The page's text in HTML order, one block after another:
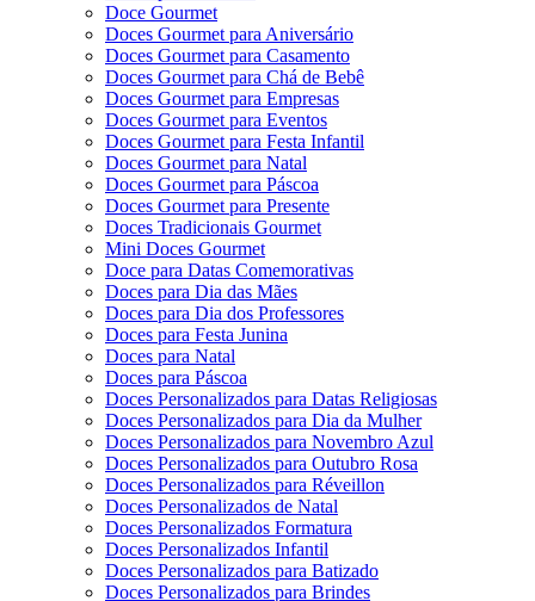
Doce Gourmet
Doces Gourmet para Aniversário
Doces Gourmet para Casamento
Doces Gourmet para Chá de Bebê
Doces Gourmet para Empresas
Doces Gourmet para Eventos
Doces Gourmet para Festa Infantil
Doces Gourmet para Natal
Doces Gourmet para Páscoa
Doces Gourmet para Presente
Doces Tradicionais Gourmet
Mini Doces Gourmet
Doce para Datas Comemorativas
Doces para Dia das Mães
Doces para Dia dos Professores
Doces para Festa Junina
Doces para Natal
Doces para Páscoa
Doces Personalizados para Datas Religiosas
Doces Personalizados para Dia da Mulher
Doces Personalizados para Novembro Azul
Doces Personalizados para Outubro Rosa
Doces Personalizados para Réveillon
Doces Personalizados de Natal
Doces Personalizados Formatura
Doces Personalizados Infantil
Doces Personalizados para Batizado
Doces Personalizados para Brindes